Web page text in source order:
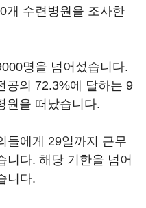
개 수련병원을 조사한
명을 넘어섰습니다.
공의 72.3%에 달하는 9
원을 떠났습니다.
들에게 29일까지 근무
니다. 해당 기한을 넘어
니다.